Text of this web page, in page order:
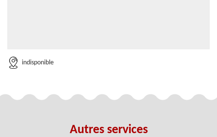
indisponible
Autres services